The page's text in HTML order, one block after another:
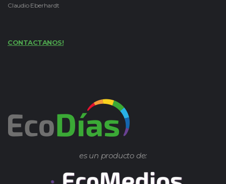
Claudio Eberhardt
CONTACTANOS!
es un producto de: